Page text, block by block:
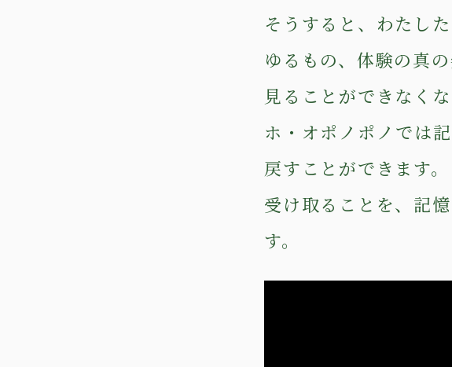
そうすると、わたし
ゆるもの、体験の真
見ることができなく
ホ・オポノポノでは
戻すことができます
受け取ることを、記
す。